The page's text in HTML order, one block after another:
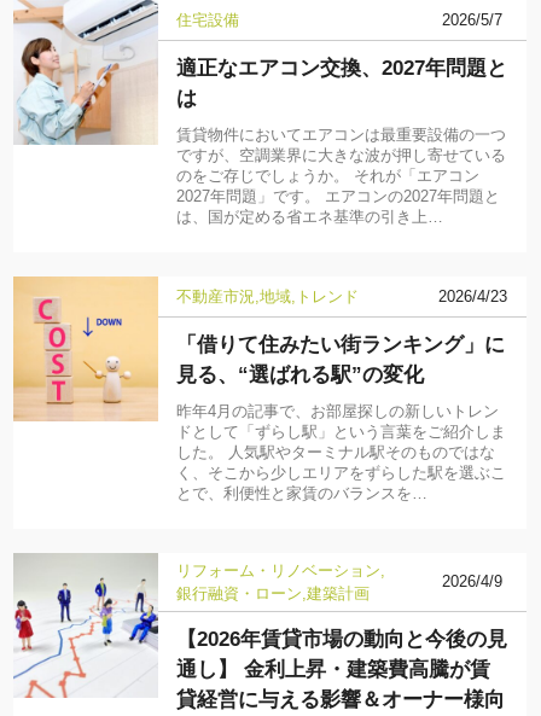
住宅設備 2026/5/7
適正なエアコン交換、2027年問題と
は
賃貸物件においてエアコンは最重要設備の一つ
ですが、空調業界に大きな波が押し寄せている
のをご存じでしょうか。 それが「エアコン
2027年問題」です。 エアコンの2027年問題と
は、国が定める省エネ基準の引き上…
不動産市況 地域 トレンド 2026/4/23
「借りて住みたい街ランキング」に
見る、“選ばれる駅”の変化
昨年4月の記事で、お部屋探しの新しいトレン
ドとして「ずらし駅」という言葉をご紹介しま
した。 人気駅やターミナル駅そのものではな
く、そこから少しエリアをずらした駅を選ぶこ
とで、利便性と家賃のバランスを…
リフォーム・リノベーション
銀行融資・ローン 建築計画
2026/4/9
【2026年賃貸市場の動向と今後の見
通し】 金利上昇・建築費高騰が賃
貸経営に与える影響＆オーナー様向